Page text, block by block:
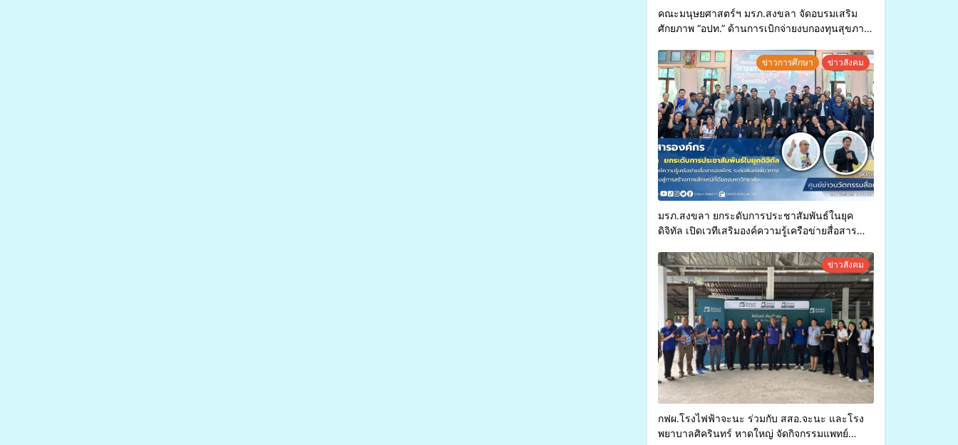
คณะมนุษยศาสตร์ฯ มรภ.สงขลา จัดอบรมเสริม
ศักยภาพ “อปท.” ด้านการเบิกจ่ายงบกองทุนสุขภาพ
ทุพพลภาพเพื่อเข้ารับบริการสาธารณสุข ลดความ
เหลื่อมล้ำ ยกระดับคุณภาพชีวิตประชาชนอย่าง
ยั่งยืน
ข่าวการศึกษา ข่าวสังคม
มรภ.สงขลา ยกระดับการประชาสัมพันธ์ในยุค
ดิจิทัล เปิดเวทีเสริมองค์ความรู้เครือข่ายสื่อสาร
การสร้างภาพลักษณ์ที่ดีของมหาวิทยาลัยข่าวสังคม
กฟผ.โรงไฟฟ้าจะนะ ร่วมกับ สสอ.จะนะ และโรง
พยาบาลศิครินทร์ หาดใหญ่ จัดกิจกรรมแพทย์